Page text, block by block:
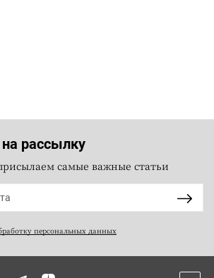
рассылку
самые важные статьи
персональных данных